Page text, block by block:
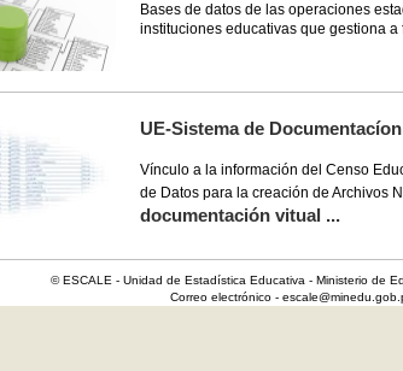
Bases de datos de las operaciones
instituciones educativas que gestiona
UE-Sistema de
Vínculo a la información del Censo
de Datos para la creación de Archivos
documentación vitual ...
© ESCALE - Unidad de Estadística Educativa - Ministerio de
Correo electrónico -